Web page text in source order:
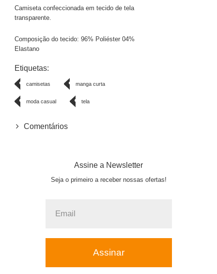
Camiseta confeccionada em tecido de tela
transparente.
Composição do tecido: 96% Poliéster 04%
Elastano
Etiquetas:
camisetas manga curta
moda casual tela
Comentários
Assine a Newsletter
Seja o primeiro a receber nossas ofertas!
Assinar